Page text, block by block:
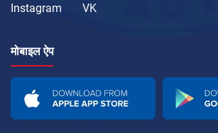
Instagram
VK
मोबाइल ऐप